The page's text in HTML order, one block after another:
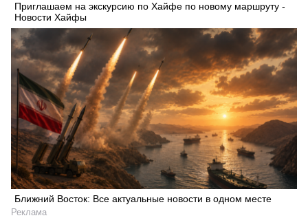
Искать
Приглашаем на экскурсию по Хайфе по новому маршруту -
Новости Хайфы
Ближний Восток: Все актуальные новости в одном месте
Реклама